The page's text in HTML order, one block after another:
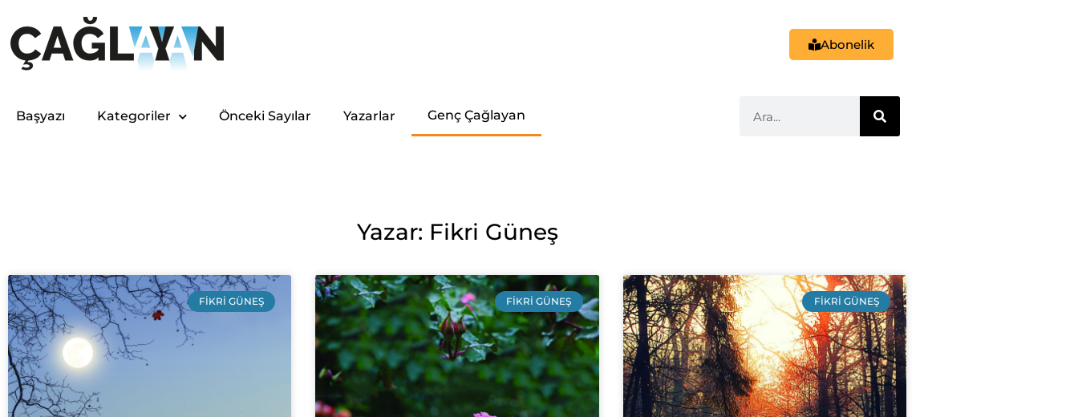
Abonelik
Başyazı Kategoriler Önceki Sayılar Yazarlar Genç Çağlayan
Yazar: Fikri Güneş
FIKRI GÜNEŞ FIKRI GÜNEŞ FIKRI GÜNEŞ